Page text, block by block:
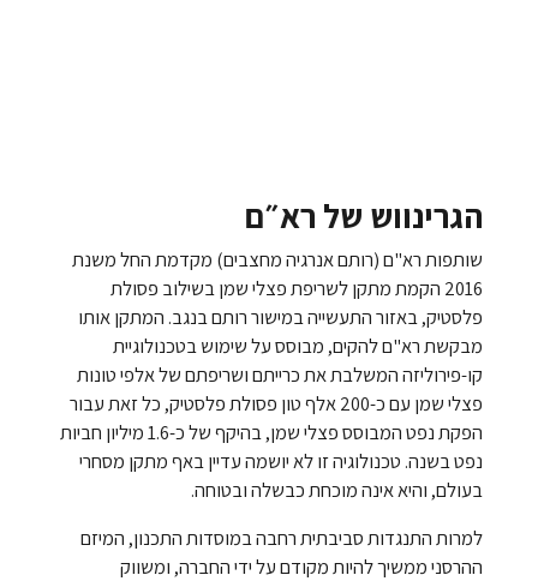
הגרינווש של רא״ם
שותפות רא"ם (רותם אנרגיה מחצבים) מקדמת החל משנת
2016 הקמת מתקן לשריפת פצלי שמן בשילוב פסולת
פלסטיק, באזור התעשייה במישור רותם בנגב. המתקן אותו
מבקשת רא"ם להקים, מבוסס על שימוש בטכנולוגיית
קו-פירוליזה המשלבת את כרייתם ושריפתם של אלפי טונות
פצלי שמן עם כ-200 אלף טון פסולת פלסטיק, כל זאת עבור
הפקת נפט המבוסס פצלי שמן, בהיקף של כ-1.6 מיליון חביות
נפט בשנה. טכנולוגיה זו לא יושמה עדיין באף מתקן מסחרי
בעולם, והיא אינה מוכחת כבשלה ובטוחה.
למרות התנגדות סביבתית רחבה במוסדות התכנון, המיזם
ההרסני ממשיך להיות מקודם על ידי החברה, ומשווק